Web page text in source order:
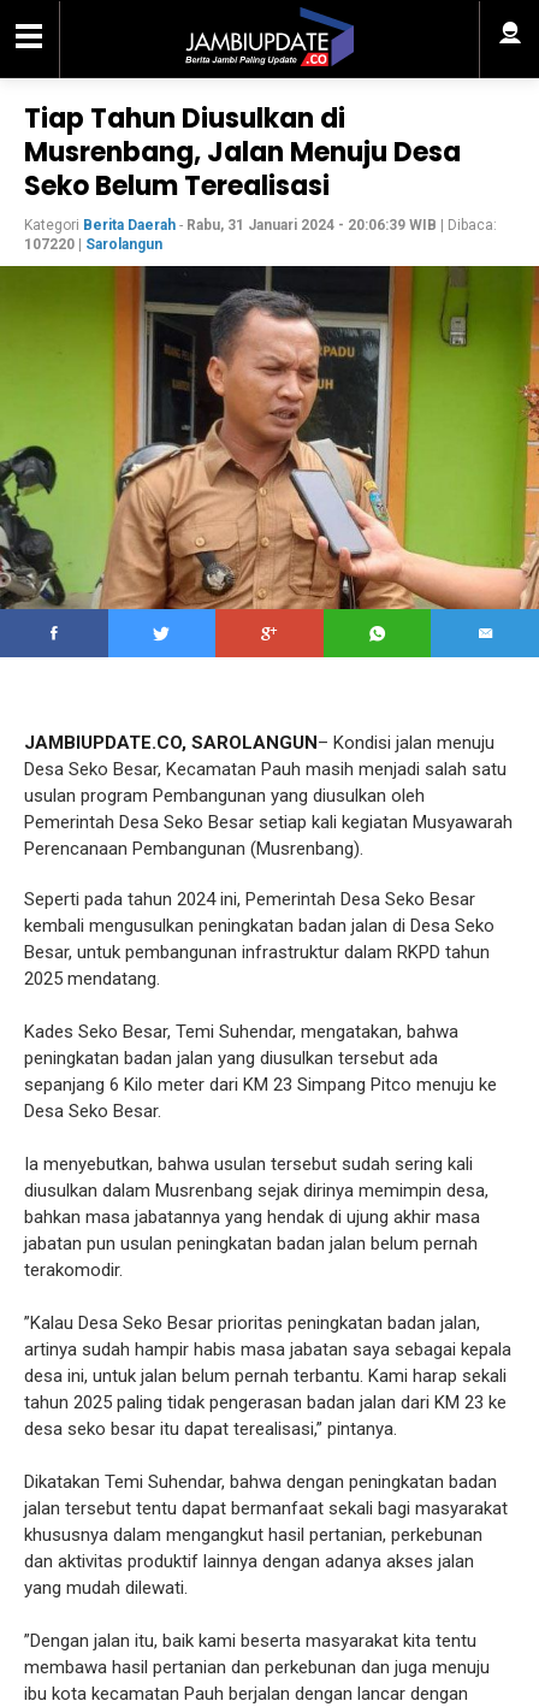
Tiap Tahun Diusulkan di
Musrenbang, Jalan Menuju Desa
Seko Belum Terealisasi
Kategori Berita Daerah - Rabu, 31 Januari 2024 - 20:06:39 WIB | Dibaca:
107220
Sarolangun
JAMBIUPDATE.CO, SAROLANGUN– Kondisi jalan menuju
Desa Seko Besar, Kecamatan Pauh masih menjadi salah satu
usulan program Pembangunan yang diusulkan oleh
Pemerintah Desa Seko Besar setiap kali kegiatan Musyawarah
Perencanaan Pembangunan (Musrenbang).
Seperti pada tahun 2024 ini, Pemerintah Desa Seko Besar
kembali mengusulkan peningkatan badan jalan di Desa Seko
Besar, untuk pembangunan infrastruktur dalam RKPD tahun
2025 mendatang.
Kades Seko Besar, Temi Suhendar, mengatakan, bahwa
peningkatan badan jalan yang diusulkan tersebut ada
sepanjang 6 Kilo meter dari KM 23 Simpang Pitco menuju ke
Desa Seko Besar.
Ia menyebutkan, bahwa usulan tersebut sudah sering kali
diusulkan dalam Musrenbang sejak dirinya memimpin desa,
bahkan masa jabatannya yang hendak di ujung akhir masa
jabatan pun usulan peningkatan badan jalan belum pernah
terakomodir.
”Kalau Desa Seko Besar prioritas peningkatan badan jalan,
artinya sudah hampir habis masa jabatan saya sebagai kepala
desa ini, untuk jalan belum pernah terbantu. Kami harap sekali
tahun 2025 paling tidak pengerasan badan jalan dari KM 23 ke
desa seko besar itu dapat terealisasi,” pintanya.
Dikatakan Temi Suhendar, bahwa dengan peningkatan badan
jalan tersebut tentu dapat bermanfaat sekali bagi masyarakat
khususnya dalam mengangkut hasil pertanian, perkebunan
dan aktivitas produktif lainnya dengan adanya akses jalan
yang mudah dilewati.
”Dengan jalan itu, baik kami beserta masyarakat kita tentu
membawa hasil pertanian dan perkebunan dan juga menuju
ibu kota kecamatan Pauh berjalan dengan lancar dengan